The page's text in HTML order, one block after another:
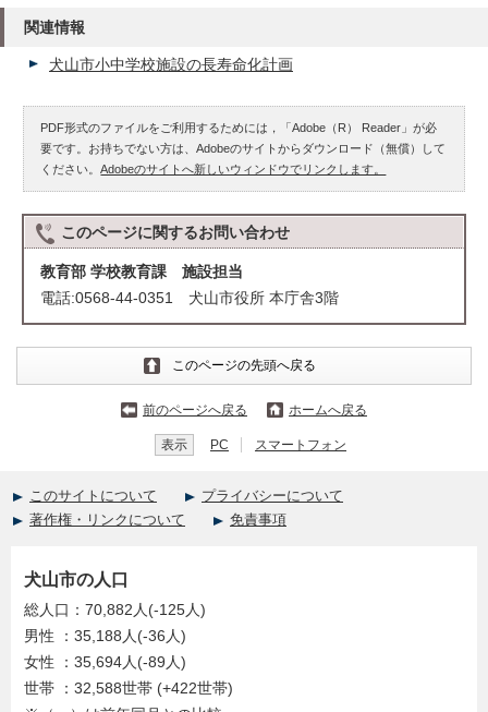
関連情報
犬山市小中学校施設の長寿命化計画
PDF形式のファイルをご利用するためには，「Adobe（R） Reader」が必
要です。お持ちでない方は、Adobeのサイトからダウンロード（無償）して
ください。Adobeのサイトへ新しいウィンドウでリンクします。
このページに関するお問い合わせ
教育部 学校教育課 施設担当
電話:0568-44-0351 犬山市役所 本庁舎3階
このページの先頭へ戻る
前のページへ戻る ホームへ戻る
表示 PC スマートフォン
このサイトについて
プライバシーについて
著作権・リンクについて
免責事項
犬山市の人口
総人口：70,882人(-125人)
男性 ：35,188人(-36人)
女性 ：35,694人(-89人)
世帯 ：32,588世帯 (+422世帯)